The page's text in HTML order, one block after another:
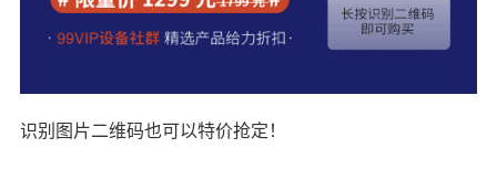
识别图片二维码也可以特价抢定！